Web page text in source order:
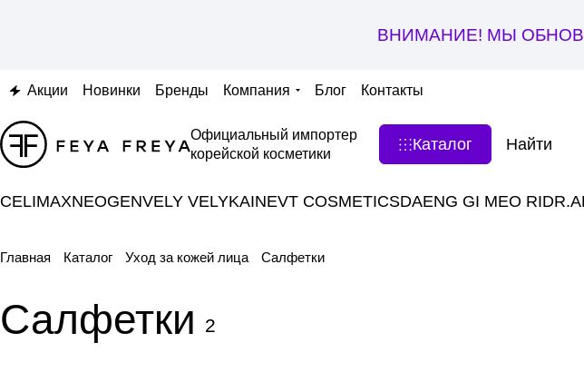
ВНИМАНИЕ! МЫ
Акции Новинки Бренды Компания Блог Контакты
Официальный импортер
корейской косметики
Каталог
CELIMAXNEOGENVELY VELYKAINEVT COSMETICSDAENG GI MEO RI
Главная Каталог Уход за кожей лица Салфетки
Салфетки 2